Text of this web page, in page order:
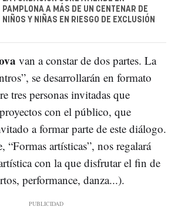
PAMPLONA A MÁS DE UN CENTENAR DE
NIÑOS Y NIÑAS EN RIESGO DE EXCLUSIÓN
van a constar de dos partes. La
se desarrollarán en formato
tres personas invitadas que
con el público, que
a formar parte de este diálogo.
“Formas artísticas”, nos regalará
con la que disfrutar el fin de
performance, danza...).